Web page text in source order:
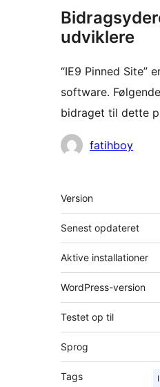
udviklere
“IE9 Pinned Site”
software.
bidraget til dette
Bidragsydere
fatihboy
Meta
Version
Senest opdateret
Aktive installationer
WordPress-version
Testet op til
Sprog
Tags